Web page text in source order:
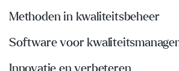
Methoden in kwaliteitsbeheer
Software voor
Innovatie en verbeteren